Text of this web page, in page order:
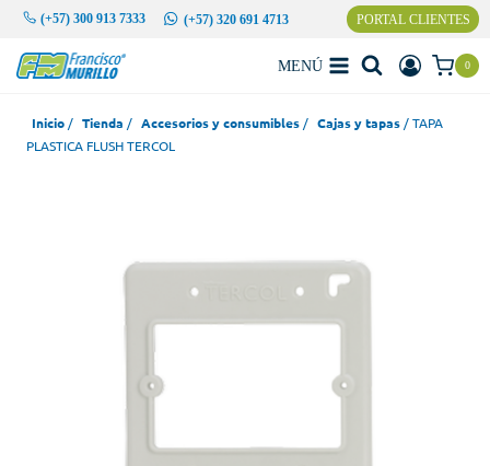
Saltar
contenido
(+57) 300 913 7333 (+57) 320 691 4713 PORTAL CLIENTES
MENÚ 0
Inicio / Tienda / Accesorios y consumibles / Cajas y tapas /TAPA
PLASTICA FLUSH TERCOL